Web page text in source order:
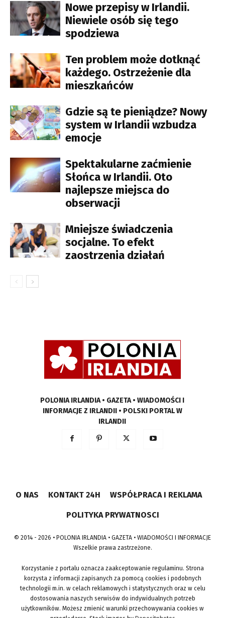
Nowe przepisy w Irlandii.
Niewiele osób się tego
spodziewa
Ten problem może dotknąć
każdego. Ostrzeżenie dla
mieszkańców
Gdzie są te pieniądze? Nowy
system w Irlandii wzbudza
emocje
Spektakularne zaćmienie
Słońca w Irlandii. Oto
najlepsze miejsca do
obserwacji
Mniejsze świadczenia
socjalne. To efekt
zaostrzenia działań
POLONIA IRLANDIA • GAZETA • WIADOMOŚCI I
INFORMACJE Z IRLANDII • POLSKI PORTAL W
IRLANDII
O NAS KONTAKT 24H WSPÓŁPRACA I REKLAMA
POLITYKA PRYWATNOSCI
© 2014 - 2026 • POLONIA IRLANDIA • GAZETA • WIADOMOŚCI I INFORMACJE
Wszelkie prawa zastrzeżone.
Korzystanie z portalu oznacza zaakceptowanie regulaminu. Strona
korzysta z informacji zapisanych za pomocą cookies i podobnych
technologii m.in. w celach reklamowych i statystycznych oraz w celu
dostosowania naszych serwisów do indywidualnych potrzeb
użytkowników. Możesz zmienić warunki przechowywania cookies w